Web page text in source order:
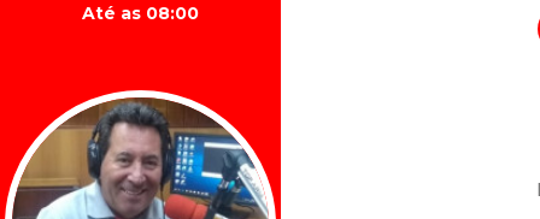
Até as 08:00